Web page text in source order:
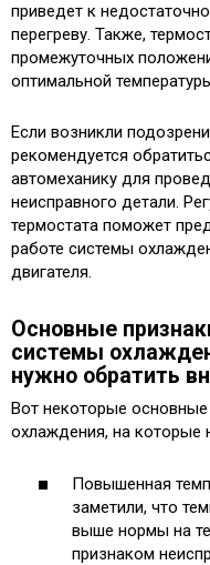
приведет к
перегреву. Также,
промежуточных
оптимальной
Если возникли
рекомендуется
автомеханику для
неисправного детали.
термостата поможет
работе системы
двигателя.
Основные
системы
нужно обратить
Вот некоторые
охлаждения, на которые
Повышенная
заметили, что
выше нормы на
признаком